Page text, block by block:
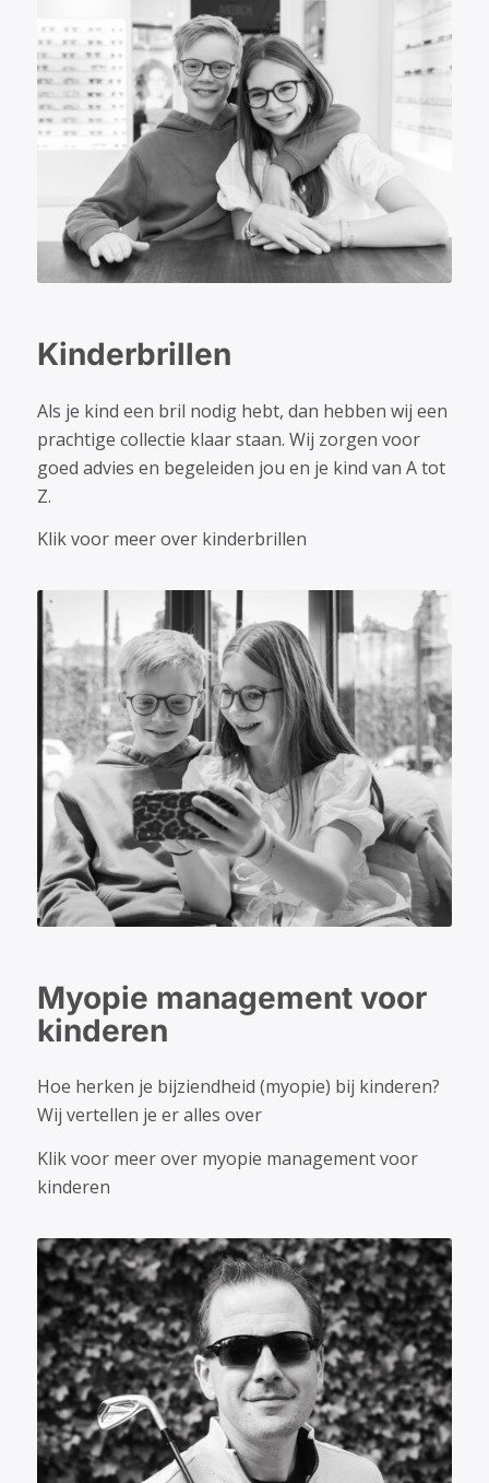
Kinderbrillen
Als je kind een bril nodig hebt, dan hebben wij een
prachtige collectie klaar staan. Wij zorgen voor
goed advies en begeleiden jou en je kind van A tot
Z.
Klik voor meer over kinderbrillen
Myopie management voor
kinderen
Hoe herken je bijziendheid (myopie) bij kinderen?
Wij vertellen je er alles over
Klik voor meer over myopie management voor
kinderen